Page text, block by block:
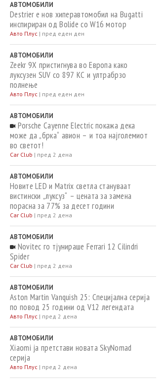
АВТОМОБИЛИ
Destrier е нов хиперавтомобил на Bugatti
инспириран од Bolide со W16 мотор
Авто Плус | пред еден ден
АВТОМОБИЛИ
Zeekr 9X пристигнува во Европа како
луксузен SUV со 897 КС и ултрабрзо
полнење
Авто Плус | пред еден ден
АВТОМОБИЛИ
Porsche Cayenne Electric покажа дека
може да „брка“ авион – и тоа најголемиот
во светот!
Car Club | пред 2 дена
АВТОМОБИЛИ
Новите LED и Matrix светла стануваат
вистински „луксуз“ – цената за замена
порасна за 77% за десет години
Car Club | пред 2 дена
АВТОМОБИЛИ
Novitec го тјунираше Ferrari 12 Cilindri
Spider
Car Club | пред 2 дена
АВТОМОБИЛИ
Aston Martin Vanquish 25: Специјална серија
по повод 25 години од V12 легендата
Авто Плус | пред 2 дена
АВТОМОБИЛИ
Xiaomi ja претстави новата SkyNomad
серија
Авто Плус | пред 2 дена